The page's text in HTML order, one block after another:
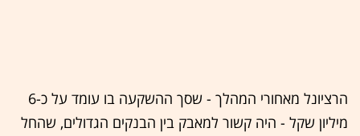
הרציונל מאחורי המהלך - שסך ההשקעה בו עומד על כ-6
מיליון שקל - היה קשור למאבק בין הבנקים הגדולים, שהחל